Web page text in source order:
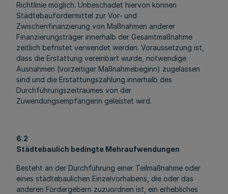
Richtlinie möglich. Unbeschadet hiervon können
Städtebaufördermittel zur Vor- und
Zwischenfinanzierung von Maßnahmen anderer
Finanzierungsträger innerhalb der Gesamtmaßnahme
zeitlich befristet verwendet werden. Voraussetzung ist,
dass die Erstattung vereinbart wurde, notwendige
Ausnahmen (vorzeitiger Maßnahmebeginn) zugelassen
sind und die Erstattungszahlung innerhalb des
Durchführungszeitraumes von der
Zuwendungsempfängerin geleistet wird.
6.2
Städtebaulich bedingte Mehraufwendungen
Besteht an der Durchführung einer Teilmaßnahme oder
eines städtebaulichen Einzelvorhabens, die oder das
anderen Fördergebern zuzuordnen ist, ein erhebliches